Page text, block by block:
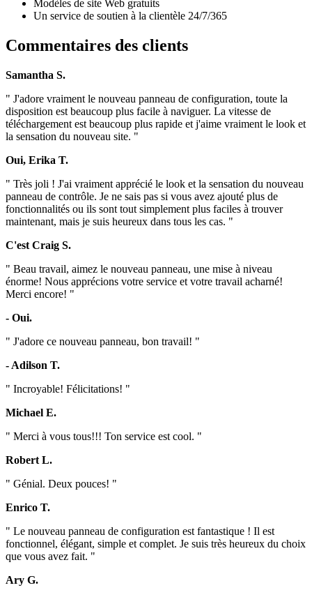
Modèles de site Web gratuits
Un service de soutien à la clientèle 24/7/365
Commentaires des clients
Samantha S.
" J'adore vraiment le nouveau panneau de configuration, toute la
disposition est beaucoup plus facile à naviguer. La vitesse de
téléchargement est beaucoup plus rapide et j'aime vraiment le look et
la sensation du nouveau site. "
Oui, Erika T.
" Très joli ! J'ai vraiment apprécié le look et la sensation du nouveau
panneau de contrôle. Je ne sais pas si vous avez ajouté plus de
fonctionnalités ou ils sont tout simplement plus faciles à trouver
maintenant, mais je suis heureux dans tous les cas. "
C'est Craig S.
" Beau travail, aimez le nouveau panneau, une mise à niveau
énorme! Nous apprécions votre service et votre travail acharné!
Merci encore! "
- Oui.
" J'adore ce nouveau panneau, bon travail! "
- Adilson T.
" Incroyable! Félicitations! "
Michael E.
" Merci à vous tous!!! Ton service est cool. "
Robert L.
" Génial. Deux pouces! "
Enrico T.
" Le nouveau panneau de configuration est fantastique ! Il est
fonctionnel, élégant, simple et complet. Je suis très heureux du choix
que vous avez fait. "
Ary G.